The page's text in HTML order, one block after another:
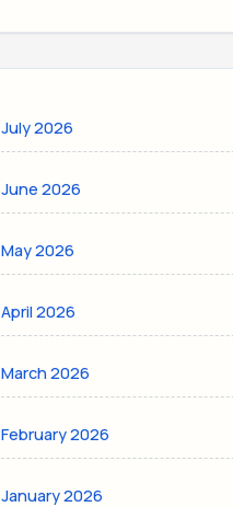
July 2026
June 2026
May 2026
April 2026
March 2026
February 2026
January 2026